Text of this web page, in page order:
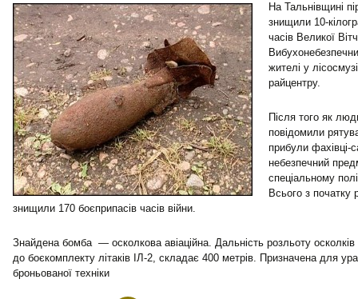
На Тальнівщині
знищили 10-
часів Великої
жителі у
райцентру.
Після того як
повідомили
прибули фахівці-
небезпечний
спеціальному
Всього з початку
знищили 170 боєприпасів часів війни.
Знайдена бомба — осколкова авіаційна. Дальність розльоту
до боєкомплекту літаків ІЛ-2, складає 400 метрів. Призначена для
броньованої техніки